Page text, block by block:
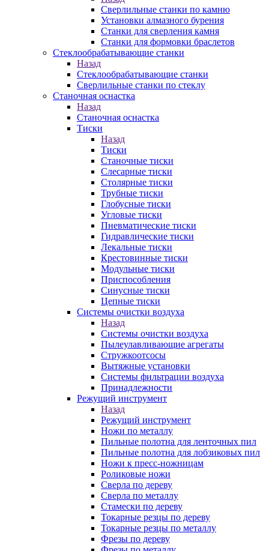
Сверлильные станки по камню
Установки алмазного бурения
Станки для сверления камня
Станки для формовки браслетов
Стеклообрабатывающие станки
Назад
Стеклообрабатывающие станки
Сверлильные станки по стеклу
Станочная оснастка
Назад
Станочная оснастка
Тиски
Назад
Тиски
Станочные тиски
Слесарные тиски
Столярные тиски
Трубные тиски
Глобусные тиски
Угловые тиски
Пневматические тиски
Гидравлические тиски
Лекальные тиски
Крестовинные тиски
Модульные тиски
Приспособления
Синусные тиски
Цепные тиски
Системы очистки воздуха
Назад
Системы очистки воздуха
Пылеулавливающие агрегаты
Стружкоотсосы
Вытяжные установки
Системы фильтрации воздуха
Принадлежности
Режущий инструмент
Назад
Режущий инструмент
Ножи по металлу
Пильные полотна для ленточных пил
Пильные полотна для лобзиковых пил
Ножи к пресс-ножницам
Роликовые ножи
Сверла по дереву
Сверла по металлу
Стамески по дереву
Токарные резцы по дереву
Токарные резцы по металлу
Фрезы по дереву